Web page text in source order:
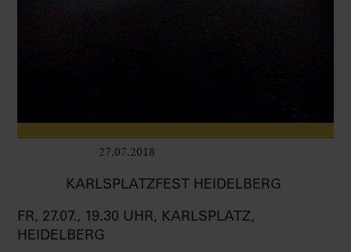
27.07.2018
KARLSPLATZFEST HEIDELBERG
FR, 27.07., 19.30 UHR, KARLSPLATZ,
HEIDELBERG